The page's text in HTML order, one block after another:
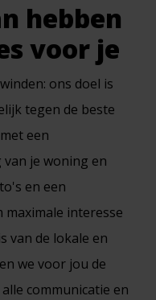
hebben
voor je
ons doel is
tegen de beste
een
je woning en
en een
interesse
van de lokale en
we voor jou de
communicatie en